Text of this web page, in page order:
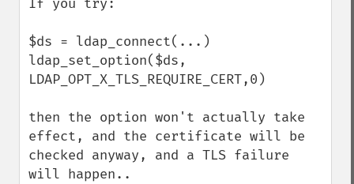
If you try:
$ds = ldap_connect(...)
ldap_set_option($ds,
LDAP_OPT_X_TLS_REQUIRE_CERT,0)
then the option won't actually take
effect, and the certificate will be
checked anyway, and a TLS failure
will happen..